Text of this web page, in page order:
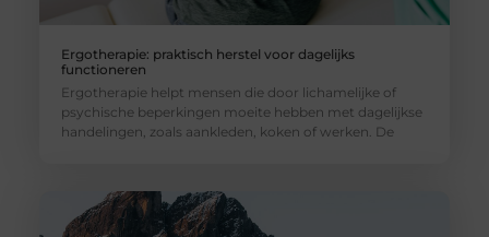
Ergotherapie: praktisch herstel voor dagelijks
functioneren
Ergotherapie helpt mensen die door lichamelijke of
psychische beperkingen moeite hebben met dagelijkse
handelingen, zoals aankleden, koken of werken. De